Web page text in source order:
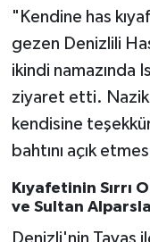
"Kendine has
gezen Denizlili
ikindi namazında
ziyaret etti.
kendisine
bahtını açık
Kıyafetinin Sırrı
ve Sultan
Denizli'nin Tavas